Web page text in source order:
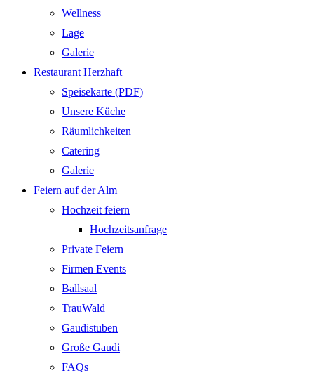
Wellness
Lage
Galerie
Restaurant Herzhaft
Speisekarte (PDF)
Unsere Küche
Räumlichkeiten
Catering
Galerie
Feiern auf der Alm
Hochzeit feiern
Hochzeitsanfrage
Private Feiern
Firmen Events
Ballsaal
TrauWald
Gaudistuben
Große Gaudi
FAQs